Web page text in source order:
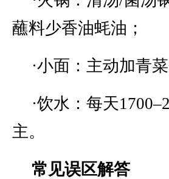
蘸料少香油蚝油；
·小面：主动加青
·饮水：每天
主。
常见误区解答